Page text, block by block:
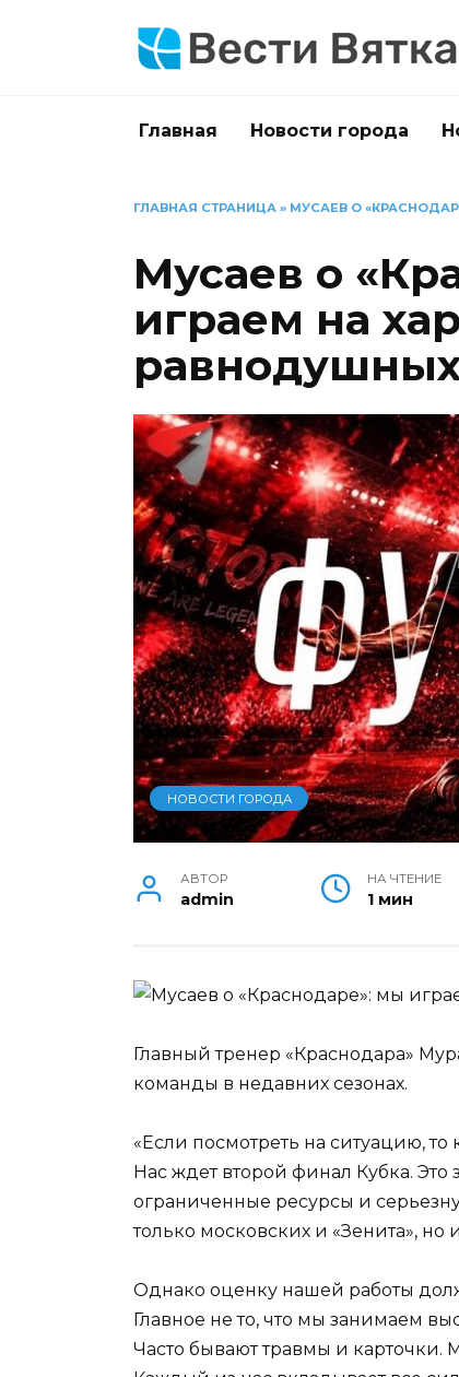
Главная Новости города
ГЛАВНАЯ СТРАНИЦА » МУСАЕВ О
Мусаев о
играем на
НОВОСТИ ГОРОДА
АВТОР
admin
НА ЧТЕНИЕ
1 мин
Главный тренер «Краснодара»
команды в недавних сезонах.
«Если посмотреть на ситуацию, то
Нас ждет второй финал Кубка.
ограниченные ресурсы и
только московских и «Зенита», но
Однако оценку нашей работы
Главное не то, что мы занимаем
Часто бывают травмы и карточки.